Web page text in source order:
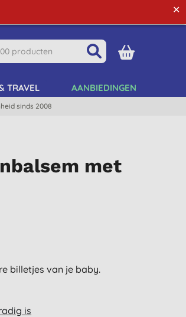
✕
TRAVEL AANBIEDINGEN
sinds 2008
met
billetjes van je baby.
is